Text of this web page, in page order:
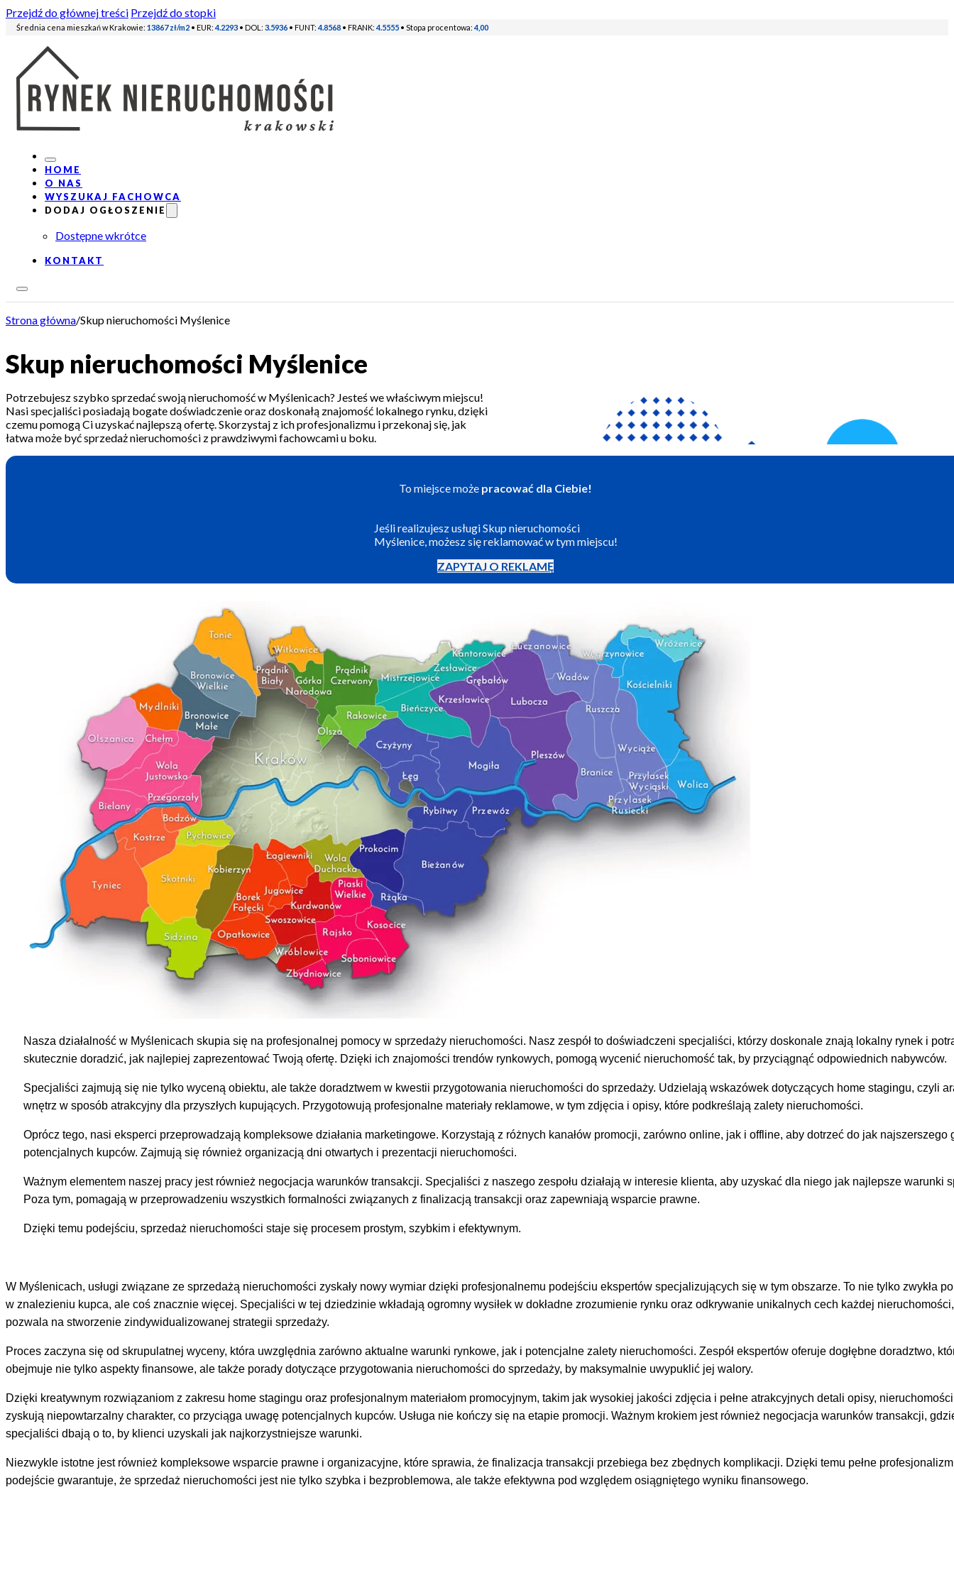
Przejdź do głównej treści Przejdź do stopki
Średnia cena mieszkań w Krakowie: 13867 zł/m2 • EUR: 4.2293 • DOL: 3.5936 • FUNT: 4.8568 • FRANK: 4.5555 • Stopa procentowa: 4,00
HOME
O NAS
WYSZUKAJ FACHOWCA
DODAJ OGŁOSZENIE
Dostępne wkrótce
KONTAKT
Strona główna/Skup nieruchomości Myślenice
Skup nieruchomości Myślenice
Potrzebujesz szybko sprzedać swoją nieruchomość w Myślenicach? Jesteś we właściwym miejscu!
Nasi specjaliści posiadają bogate doświadczenie oraz doskonałą znajomość lokalnego rynku, dzięki
czemu pomogą Ci uzyskać najlepszą ofertę. Skorzystaj z ich profesjonalizmu i przekonaj się, jak
łatwa może być sprzedaż nieruchomości z prawdziwymi fachowcami u boku.
To miejsce może pracować dla Ciebie!
Jeśli realizujesz usługi Skup nieruchomości
Myślenice, możesz się reklamować w tym miejscu!
ZAPYTAJ O REKLAMĘ
Nasza działalność w Myślenicach skupia się na profesjonalnej pomocy w sprzedaży nieruchomości. Nasz zespół to doświadczeni specjaliści, którzy doskonale znają lokalny rynek i
skutecznie doradzić, jak najlepiej zaprezentować Twoją ofertę. Dzięki ich znajomości trendów rynkowych, pomogą wycenić nieruchomość tak, by przyciągnąć odpowiednich nabywców.
Specjaliści zajmują się nie tylko wyceną obiektu, ale także doradztwem w kwestii przygotowania nieruchomości do sprzedaży. Udzielają wskazówek dotyczących home stagingu, czyli
wnętrz w sposób atrakcyjny dla przyszłych kupujących. Przygotowują profesjonalne materiały reklamowe, w tym zdjęcia i opisy, które podkreślają zalety nieruchomości.
Oprócz tego, nasi eksperci przeprowadzają kompleksowe działania marketingowe. Korzystają z różnych kanałów promocji, zarówno online, jak i offline, aby dotrzeć do jak najszerszego
potencjalnych kupców. Zajmują się również organizacją dni otwartych i prezentacji nieruchomości.
Ważnym elementem naszej pracy jest również negocjacja warunków transakcji. Specjaliści z naszego zespołu działają w interesie klienta, aby uzyskać dla niego jak najlepsze warunki
Poza tym, pomagają w przeprowadzeniu wszystkich formalności związanych z finalizacją transakcji oraz zapewniają wsparcie prawne.
Dzięki temu podejściu, sprzedaż nieruchomości staje się procesem prostym, szybkim i efektywnym.
W Myślenicach, usługi związane ze sprzedażą nieruchomości zyskały nowy wymiar dzięki profesjonalnemu podejściu ekspertów specjalizujących się w tym obszarze. To nie tylko zwykła
w znalezieniu kupca, ale coś znacznie więcej. Specjaliści w tej dziedzinie wkładają ogromny wysiłek w dokładne zrozumienie rynku oraz odkrywanie unikalnych cech każdej
pozwala na stworzenie zindywidualizowanej strategii sprzedaży.
Proces zaczyna się od skrupulatnej wyceny, która uwzględnia zarówno aktualne warunki rynkowe, jak i potencjalne zalety nieruchomości. Zespół ekspertów oferuje dogłębne doradztwo,
obejmuje nie tylko aspekty finansowe, ale także porady dotyczące przygotowania nieruchomości do sprzedaży, by maksymalnie uwypuklić jej walory.
Dzięki kreatywnym rozwiązaniom z zakresu home stagingu oraz profesjonalnym materiałom promocyjnym, takim jak wysokiej jakości zdjęcia i pełne atrakcyjnych detali opisy, nieruchomości
zyskują niepowtarzalny charakter, co przyciąga uwagę potencjalnych kupców. Usługa nie kończy się na etapie promocji. Ważnym krokiem jest również negocjacja warunków transakcji,
specjaliści dbają o to, by klienci uzyskali jak najkorzystniejsze warunki.
Niezwykle istotne jest również kompleksowe wsparcie prawne i organizacyjne, które sprawia, że finalizacja transakcji przebiega bez zbędnych komplikacji. Dzięki temu pełne
podejście gwarantuje, że sprzedaż nieruchomości jest nie tylko szybka i bezproblemowa, ale także efektywna pod względem osiągniętego wyniku finansowego.